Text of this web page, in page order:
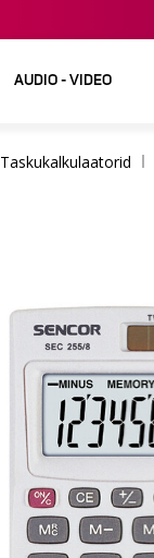
AUDIO - VIDEO
Taskukalkulaatorid